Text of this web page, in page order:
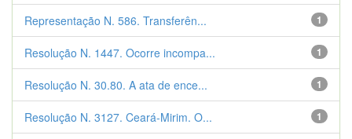
1
Representação N. 586. Transferên...
1
Resolução N. 1447. Ocorre incompa...
1
Resolução N. 30.80. A ata de ence...
1
Resolução N. 3127. Ceará-Mirim. O...